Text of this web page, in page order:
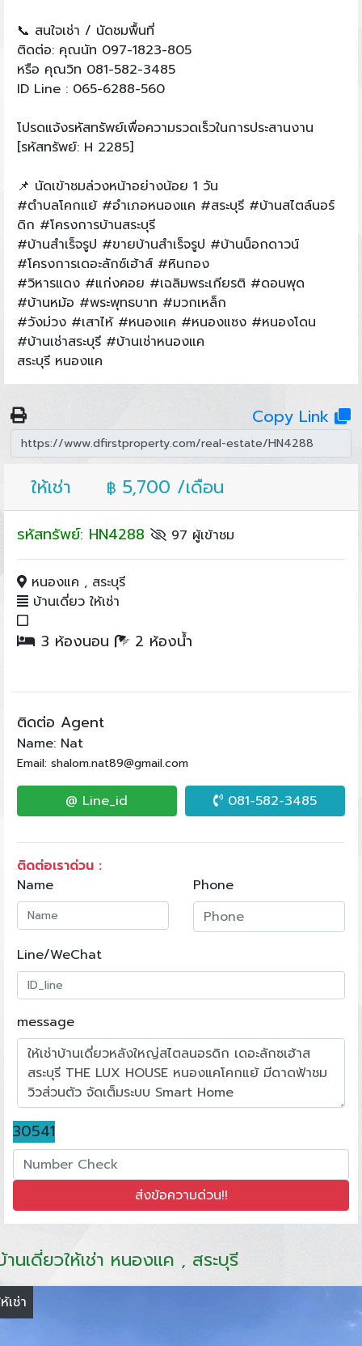
📞 สนใจเช่า / นัดชมพื้นที่
ติดต่อ: คุณนัท 097-1823-805
หรือ คุณวิท 081-582-3485
ID Line : 065-6288-560
โปรดแจ้งรหัสทรัพย์เพื่อความรวดเร็วในการประสานงาน
[รหัสทรัพย์: H 2285]
📌 นัดเข้าชมล่วงหน้าอย่างน้อย 1 วัน
#ตำบลโคกแย้ #อำเภอหนองแค #สระบุรี #บ้านสไตล์นอร์
ดิก #โครงการบ้านสระบุรี
#บ้านสำเร็จรูป #ขายบ้านสำเร็จรูป #บ้านน็อกดาวน์
#โครงการเดอะลักซ์เฮ้าส์ #หินกอง
#วิหารแดง #แก่งคอย #เฉลิมพระเกียรติ #ดอนพุด
#บ้านหม้อ #พระพุทธบาท #มวกเหล็ก
#วังม่วง #เสาไห้ #หนองแค #หนองแซง #หนองโดน
#บ้านเช่าสระบุรี #บ้านเช่าหนองแค
สระบุรี หนองแค
Copy Link
ให้เช่า ฿ 5,700 /เดือน
รหัสทรัพย์: HN4288 97 ผู้เข้าชม
หนองแค , สระบุรี
บ้านเดี่ยว ให้เช่า
3 ห้องนอน 2 ห้องน้ำ
ติดต่อ Agent
Name: Nat
Email: shalom.nat89@gmail.com
@ Line_id 081-582-3485
ติดต่อเราด่วน :
Name
Phone
Line/WeChat
message
30541
านเดี่ยวให้เช่า หนองแค , สระบุรี
เช่า